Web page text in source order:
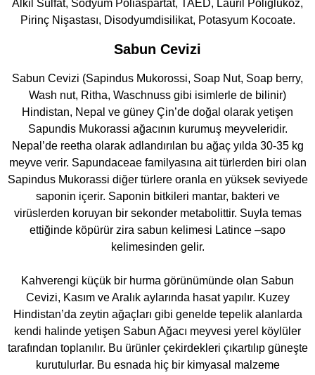
Alkil Sülfat, Sodyum Poliaspartat, TAED, Lauril Poliglukoz,
Pirinç Nişastası, Disodyumdisilikat, Potasyum Kocoate.
Sabun Cevizi
Sabun Cevizi (Sapindus Mukorossi, Soap Nut, Soap berry,
Wash nut, Ritha, Waschnuss gibi isimlerle de bilinir)
Hindistan, Nepal ve güney Çin’de doğal olarak yetişen
Sapundis Mukorassi ağacının kurumuş meyveleridir.
Nepal’de reetha olarak adlandırılan bu ağaç yılda 30-35 kg
meyve verir. Sapundaceae familyasına ait türlerden biri olan
Sapindus Mukorassi diğer türlere oranla en yüksek seviyede
saponin içerir. Saponin bitkileri mantar, bakteri ve
virüslerden koruyan bir sekonder metabolittir. Suyla temas
ettiğinde köpürür zira sabun kelimesi Latince –sapo
kelimesinden gelir.
Kahverengi küçük bir hurma görünümünde olan Sabun
Cevizi, Kasım ve Aralık aylarında hasat yapılır. Kuzey
Hindistan’da zeytin ağaçları gibi genelde tepelik alanlarda
kendi halinde yetişen Sabun Ağacı meyvesi yerel köylüler
tarafından toplanılır. Bu ürünler çekirdekleri çıkartılıp güneşte
kurutulurlar. Bu esnada hiç bir kimyasal malzeme